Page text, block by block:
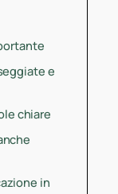
e
chiare
in